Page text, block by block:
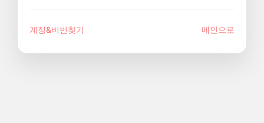
계정&비번찾기 메인으로